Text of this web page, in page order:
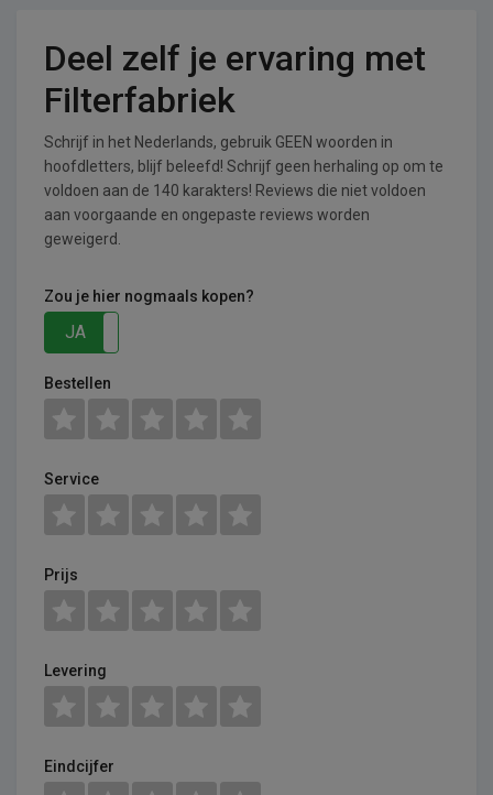
Deel zelf je ervaring met
Filterfabriek
Schrijf in het Nederlands, gebruik GEEN woorden in
hoofdletters, blijf beleefd! Schrijf geen herhaling op om te
voldoen aan de 140 karakters! Reviews die niet voldoen
aan voorgaande en ongepaste reviews worden
geweigerd.
Zou je hier nogmaals kopen?
JA
Bestellen
Service
Prijs
Levering
Eindcijfer